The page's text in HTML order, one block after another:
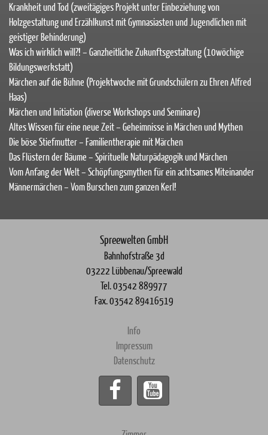
Krankheit und Tod (zweitägiges Projekt unter Einbeziehung von
Holzgestaltung und Erzählkunst mit Gymnasiasten und Jugendlichen mit
geistiger Behinderung)
Was ich wirklich will?! – Ganzheitliche Zukunftsgestaltung (10wöchige
Bildungswerkstatt)
Märchen auf die Bühne (Projektwoche mit Grundschülern zu Ehren Alfred
Haas)
Märchen und Initiation (diverse Workshops und Seminare)
Altes Wissen für eine neue Zeit – Geheimnisse in Märchen und Mythen
Die böse Stiefmutter – Familientherapie mit Märchen
Das Flüstern der Bäume – Spirituelle Naturpädagogik und Märchen
Vom Anfang der Welt – Schöpfungsmythen für ein achtsames Miteinander
Männermärchen – Vom Burschen zum ganzen Kerl!
Spreewelten GmbH
Bahnhofstraße 3d
03222 Lübbenau/Spreewald
Tel. 03542 889977
Fax. 03542 89416519
Info
Impressum
Datenschutz